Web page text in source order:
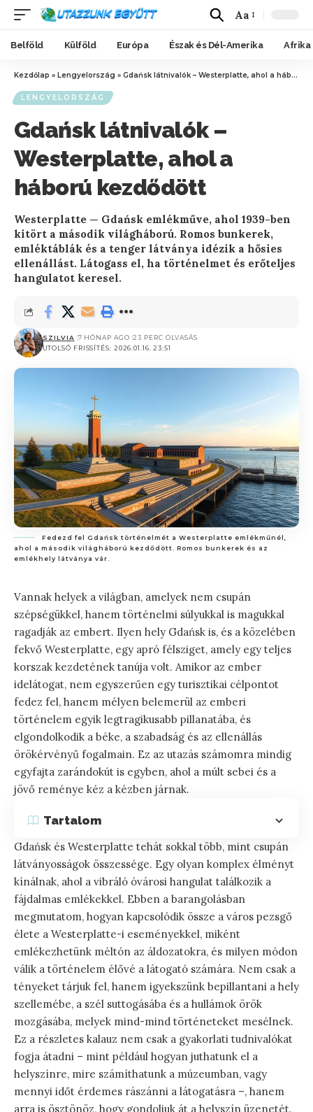
Aa
Belföld Külföld Európa Észak és Dél-Amerika Afrika
Kezdőlap » Lengyelország » Gdańsk látnivalók – Westerplatte, ahol a háború kezdődött
LENGYELORSZÁG
Gdańsk látnivalók –
Westerplatte, ahol a
háború kezdődött
Westerplatte — Gdańsk emlékműve, ahol 1939-ben
kitört a második világháború. Romos bunkerek,
emléktáblák és a tenger látványa idézik a hősies
ellenállást. Látogass el, ha történelmet és erőteljes
hangulatot keresel.
UTOLSÓ FRISSÍTÉS: 2026.01.16. 23:51
SZILVIA 7 HÓNAP AGO 23 PERC OLVASÁS
Fedezd fel Gdańsk történelmét a Westerplatte emlékműnél,
ahol a második világháború kezdődött. Romos bunkerek és az
emlékhely látványa vár.
Vannak helyek a világban, amelyek nem csupán
szépségükkel, hanem történelmi súlyukkal is magukkal
ragadják az embert. Ilyen hely Gdańsk is, és a közelében
fekvő Westerplatte, egy apró félsziget, amely egy teljes
korszak kezdetének tanúja volt. Amikor az ember
idelátogat, nem egyszerűen egy turisztikai célpontot
fedez fel, hanem mélyen belemerül az emberi
történelem egyik legtragikusabb pillanatába, és
elgondolkodik a béke, a szabadság és az ellenállás
örökérvényű fogalmain. Ez az utazás számomra mindig
egyfajta zarándokút is egyben, ahol a múlt sebei és a
jövő reménye kéz a kézben járnak.
Tartalom
Gdańsk és Westerplatte tehát sokkal több, mint csupán
látványosságok összessége. Egy olyan komplex élményt
kínálnak, ahol a vibráló óvárosi hangulat találkozik a
fájdalmas emlékekkel. Ebben a barangolásban
megmutatom, hogyan kapcsolódik össze a város pezsgő
élete a Westerplatte-i eseményekkel, miként
emlékezhetünk méltón az áldozatokra, és milyen módon
válik a történelem élővé a látogató számára. Nem csak a
tényeket tárjuk fel, hanem igyekszünk bepillantani a hely
szellemébe, a szél suttogásába és a hullámok örök
mozgásába, melyek mind-mind történeteket mesélnek.
Ez a részletes kalauz nem csak a gyakorlati tudnivalókat
fogja átadni – mint például hogyan juthatunk el a
helyszínre, mire számíthatunk a múzeumban, vagy
mennyi időt érdemes rászánni a látogatásra –, hanem
arra is ösztönöz, hogy gondoljuk át a helyszín üzenetét.